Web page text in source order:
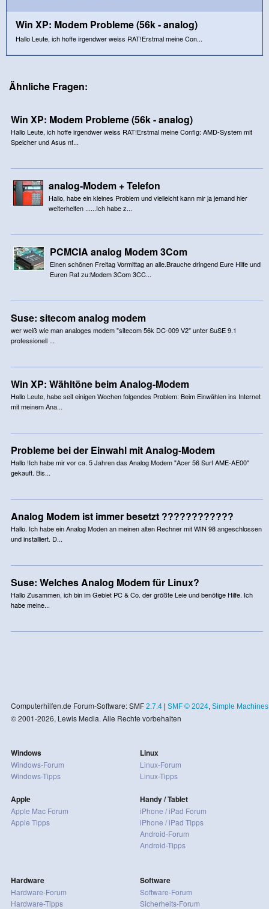
Win XP: Modem Probleme (56k - analog)
Hallo Leute, ich hoffe irgendwer weiss RAT!Erstmal meine Con...
Ähnliche Fragen:
Win XP: Modem Probleme (56k - analog)
Hallo Leute, ich hoffe irgendwer weiss RAT!Erstmal meine Config: AMD-System mit
Speicher und Asus nf...
analog-Modem + Telefon
Hallo, habe ein kleines Problem und vielleicht kann mir ja jemand hier
weiterhelfen ......Ich habe z...
PCMCIA analog Modem 3Com
Einen schönen Freitag Vormittag an alle.Brauche dringend Eure Hilfe und
Euren Rat zu:Modem 3Com 3CC...
Suse: sitecom analog modem
wer weiß wie man analoges modem "sitecom 56k DC-009 V2" unter SuSE 9.1
professionell ...
Win XP: Wähltöne beim Analog-Modem
Hallo Leute, habe seit einigen Wochen folgendes Problem: Beim Einwählen ins Internet
mit meinem Ana...
Probleme bei der Einwahl mit Analog-Modem
Hallo !Ich habe mir vor ca. 5 Jahren das Analog Modem "Acer 56 Surf AME-AE00"
gekauft. Bis...
Analog Modem ist immer besetzt ????????????
Hallo. Ich habe ein Analog Moden an meinen alten Rechner mit WIN 98 angeschlossen
und installiert. D...
Suse: Welches Analog Modem für Linux?
Hallo Zusammen, ich bin im Gebiet PC & Co. der größte Leie und benötige Hilfe. Ich
habe meine...
Computerhilfen.de Forum-Software: SMF 2.7.4| SMF © 2024, Simple Machines
© 2001-2026, Lewis Media. Alle Rechte vorbehalten
Windows
Windows-Forum
Windows-Tipps
Apple
Apple Mac Forum
Apple Tipps
Linux
Linux-Forum
Linux-Tipps
Handy / Tablet
iPhone / iPad Forum
iPhone / iPad Tipps
Android-Forum
Android-Tipps
Hardware
Hardware-Forum
Hardware-Tipps
Software
Software-Forum
Sicherheits-Forum